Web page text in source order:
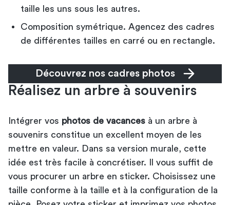
taille les uns sous les autres.
Composition symétrique. Agencez des cadres
de différentes tailles en carré ou en rectangle.
Découvrez nos cadres photos
Réalisez un arbre à souvenirs
Intégrer vos photos de vacances à un arbre à
souvenirs constitue un excellent moyen de les
mettre en valeur. Dans sa version murale, cette
idée est très facile à concrétiser. Il vous suffit de
vous procurer un arbre en sticker. Choisissez une
taille conforme à la taille et à la configuration de la